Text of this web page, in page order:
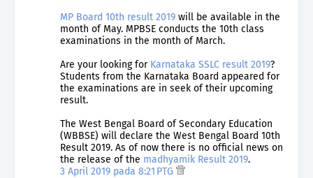
MP Board 10th result 2019 will be available in the
month of May. MPBSE conducts the 10th class
examinations in the month of March.
Are your looking for Karnataka SSLC result 2019?
Students from the Karnataka Board appeared for
the examinations are in seek of their upcoming
result.
The West Bengal Board of Secondary Education
(WBBSE) will declare the West Bengal Board 10th
Result 2019. As of now there is no official news on
the release of the madhyamik Result 2019.
3 April 2019 pada 8:21 PTG